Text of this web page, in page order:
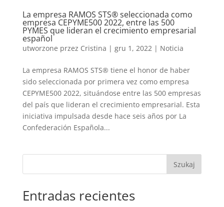
La empresa RAMOS STS® seleccionada como
empresa CEPYME500 2022, entre las 500
PYMES que lideran el crecimiento empresarial
español
utworzone przez Cristina | gru 1, 2022| Noticia
La empresa RAMOS STS® tiene el honor de haber
sido seleccionada por primera vez como empresa
CEPYME500 2022, situándose entre las 500 empresas
del país que lideran el crecimiento empresarial. Esta
iniciativa impulsada desde hace seis años por La
Confederación Española...
Szukaj
Entradas recientes